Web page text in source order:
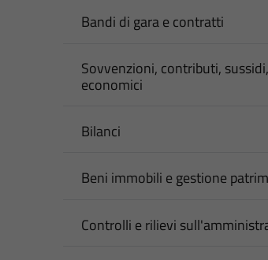
Bandi di gara e contratti
Sovvenzioni, contributi,
economici
Bilanci
Beni immobili e gestione
Controlli e rilievi